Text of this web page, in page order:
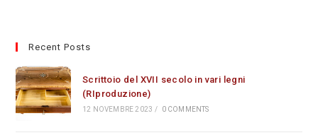
Recent Posts
Scrittoio del XVII secolo in vari legni
(RIproduzione)
12 NOVEMBRE 2023 / 0 COMMENTS